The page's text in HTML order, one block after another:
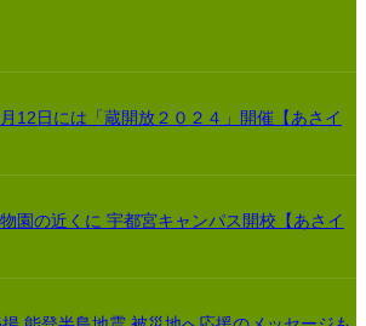
12日には「蔵開放２０２４」開催【あさイ
園の近くに 宇都宮キャンパス開校【あさイ